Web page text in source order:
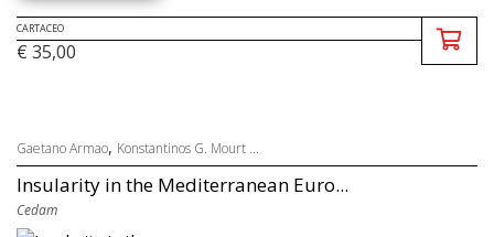
CARTACEO
€ 35,00
Gaetano Armao, Konstantinos G. Mourt ...
Insularity in the Mediterranean Euro...
Cedam